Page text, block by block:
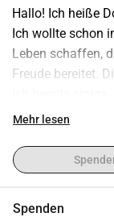
Hallo! Ich heiße
Ich wollte schon
Leben schaffen,
Freude bereitet.
gemacht.
meine
das Bewusstsein
Mehr lesen
Spenden